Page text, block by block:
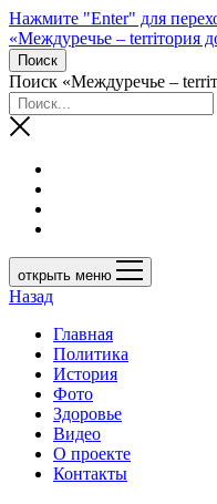
Нажмите "Enter" для
«Междуречье – terriтория
Поиск
Поиск «Междуречье –
открыть меню
Назад
Главная
Политика
История
Фото
Здоровье
Видео
О проекте
Контакты